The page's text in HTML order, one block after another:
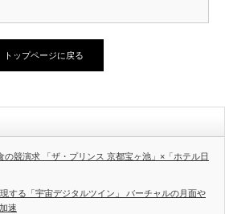
トップページに戻る
の競演求 「ザ・プリンス 京都宝ヶ池」×「ホテル日
する「宇宙デジタルツイン」 バーチャルの月面や
速